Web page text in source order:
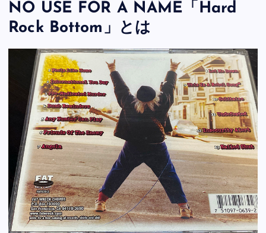
NO USE FOR A NAME「Hard
Rock Bottom」とは